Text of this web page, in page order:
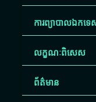
ការព្យាបាលឯកទ
លក្ខណៈពិសេស
ព័ត៌មាន